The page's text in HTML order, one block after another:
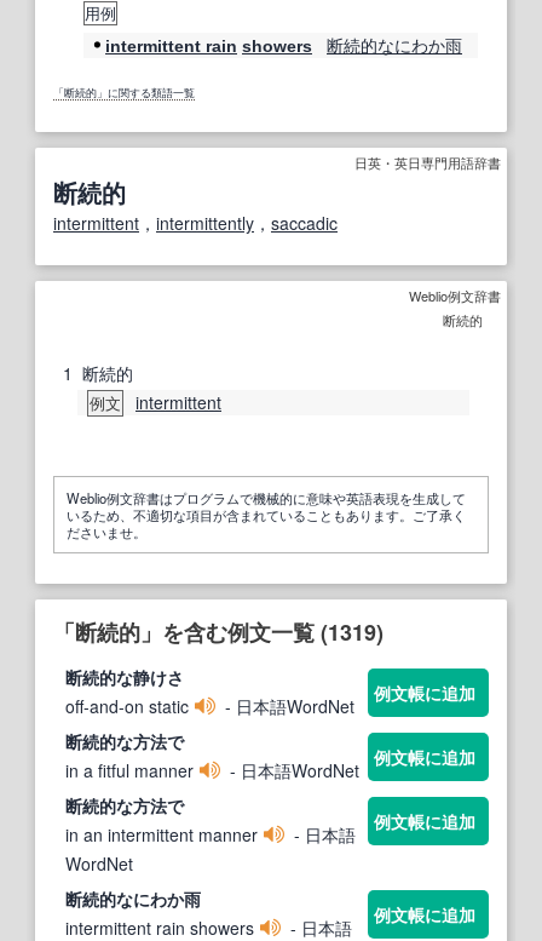
用例
intermittent rain showers 断続的なにわか雨
「断続的」に関する類語一覧
日英・英日専門用語辞書
断続的
intermittent ， intermittently ， saccadic
Weblio例文辞書
断続的
1 断続的
例文 intermittent
Weblio例文辞書はプログラムで機械的に意味や英語表現を生成して
いるため、不適切な項目が含まれていることもあります。ご了承く
ださいませ。
「断続的」を含む例文一覧 (1319)
断続的な静けさ
off-and-on static
- 日本語WordNet
例文帳に追加
断続的な方法で
in a fitful manner
- 日本語WordNet
例文帳に追加
断続的な方法で
in an intermittent manner
- 日本語
WordNet
例文帳に追加
断続的なにわか雨
intermittent rain showers
- 日本語
例文帳に追加